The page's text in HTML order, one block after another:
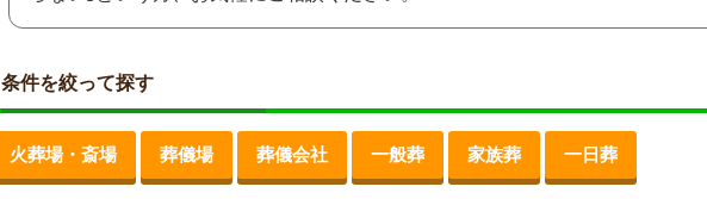
条件を絞って探す
火葬場・斎場 葬儀場 葬儀会社 一般葬 家族葬 一日葬